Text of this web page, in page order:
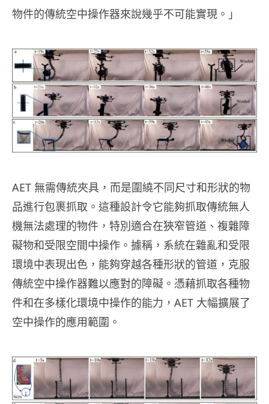
物件的傳統空中操作器來說幾乎不可能實現。」
AET 無需傳統夾具，而是圍繞不同尺寸和形狀的物
品進行包裹抓取。這種設計令它能夠抓取傳統無人
機無法處理的物件，特別適合在狹窄管道、複雜障
礙物和受限空間中操作。據稱，系統在雜亂和受限
環境中表現出色，能夠穿越各種形狀的管道，克服
傳統空中操作器難以應對的障礙。憑藉抓取各種物
件和在多樣化環境中操作的能力，AET 大幅擴展了
空中操作的應用範圍。